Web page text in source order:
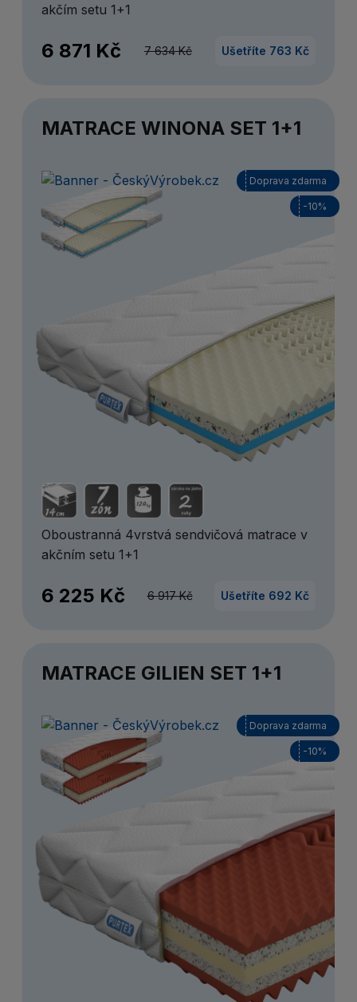
akčím setu 1+1
6 871 Kč 7 634 Kč Ušetříte 763 Kč
MATRACE WINONA SET 1+1
-10%
Doprava zdarma
Oboustranná 4vrstvá sendvičová matrace v
akčním setu 1+1
6 225 Kč 6 917 Kč Ušetříte 692 Kč
MATRACE GILIEN SET 1+1
-10%
Doprava zdarma